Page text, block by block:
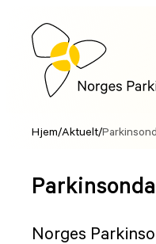
innhold
Hjem/Aktuelt/
Norges